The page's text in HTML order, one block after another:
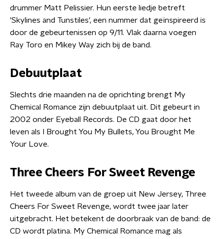
drummer Matt Pelissier. Hun eerste liedje betreft
'Skylines and Tunstiles', een nummer dat geïnspireerd is
door de gebeurtenissen op 9/11. Vlak daarna voegen
Ray Toro en Mikey Way zich bij de band.
Debuutplaat
Slechts drie maanden na de oprichting brengt My
Chemical Romance zijn debuutplaat uit. Dit gebeurt in
2002 onder Eyeball Records. De CD gaat door het
leven als I Brought You My Bullets, You Brought Me
Your Love.
Three Cheers For Sweet Revenge
Het tweede album van de groep uit New Jersey, Three
Cheers For Sweet Revenge, wordt twee jaar later
uitgebracht. Het betekent de doorbraak van de band: de
CD wordt platina. My Chemical Romance mag als